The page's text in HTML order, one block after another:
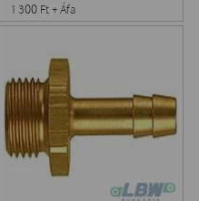
1 300 Ft + Áfa